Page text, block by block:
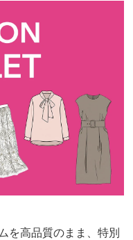
を高品質のまま、特別